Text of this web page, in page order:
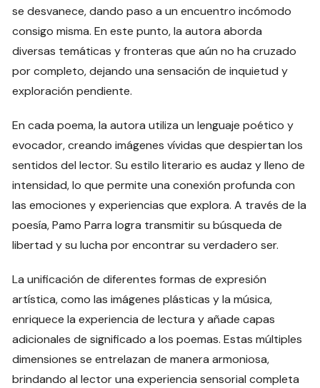
se desvanece, dando paso a un encuentro incómodo
consigo misma. En este punto, la autora aborda
diversas temáticas y fronteras que aún no ha cruzado
por completo, dejando una sensación de inquietud y
exploración pendiente.
En cada poema, la autora utiliza un lenguaje poético y
evocador, creando imágenes vívidas que despiertan los
sentidos del lector. Su estilo literario es audaz y lleno de
intensidad, lo que permite una conexión profunda con
las emociones y experiencias que explora. A través de la
poesía, Pamo Parra logra transmitir su búsqueda de
libertad y su lucha por encontrar su verdadero ser.
La unificación de diferentes formas de expresión
artística, como las imágenes plásticas y la música,
enriquece la experiencia de lectura y añade capas
adicionales de significado a los poemas. Estas múltiples
dimensiones se entrelazan de manera armoniosa,
brindando al lector una experiencia sensorial completa